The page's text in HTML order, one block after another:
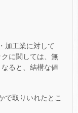
加工業に対して
に関しては、無
ると、結構な値
で取りいれたとこ